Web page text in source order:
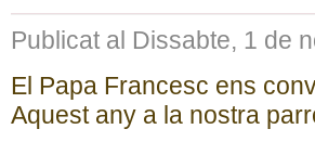
Publicat al Dissabte, 1 de
El Papa Francesc ens
Aquest any a la nostra